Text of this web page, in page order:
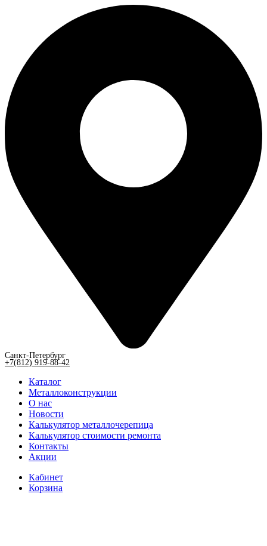
Санкт-Петербург
+7(812) 919-88-42
Каталог
Металлоконструкции
О нас
Новости
Калькулятор металлочерепица
Калькулятор стоимости ремонта
Контакты
Акции
Кабинет
Корзина